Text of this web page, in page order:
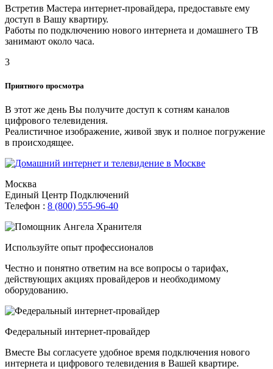
Встретив Мастера интернет-провайдера, предоставьте ему
доступ в Вашу квартиру.
Работы по подключению нового интернета и домашнего ТВ
занимают около часа.
3
Приятного просмотра
В этот же день Вы получите доступ к сотням каналов
цифрового телевидения.
Реалистичное изображение, живой звук и полное погружение
в происходящее.
Москва
Единый Центр Подключений
Телефон : 8 (800) 555-96-40
Используйте опыт профессионалов
Честно и понятно ответим на все вопросы о тарифах,
действующих акциях провайдеров и необходимому
оборудованию.
Федеральный интернет-провайдер
Вместе Вы согласуете удобное время подключения нового
интернета и цифрового телевидения в Вашей квартире.